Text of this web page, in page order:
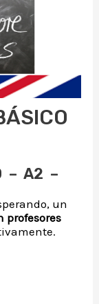
– A2 –
un
profesores